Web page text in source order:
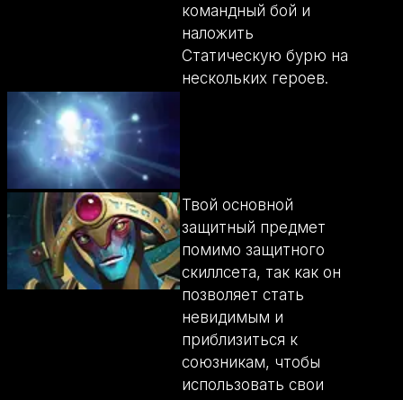
командный бой и
наложить
Статическую бурю на
нескольких героев.
Твой основной
защитный предмет
помимо защитного
скиллсета, так как он
позволяет стать
невидимым и
приблизиться к
союзникам, чтобы
использовать свои